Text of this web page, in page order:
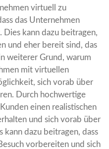
virtuell zu
das Unternehmen
Dies kann dazu beitragen,
und eher bereit sind, das
weiterer Grund, warum
mit virtuellen
sich vorab über
Durch hochwertige
einen realistischen
und sich vorab über
dazu beitragen, dass
vorbereiten und sich